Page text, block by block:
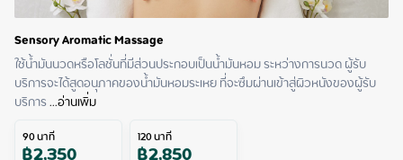
Sensory Aromatic Massage
ใช้น้ำมันนวดหรือโลชั่นที่มีส่วนประกอบเป็นน้ำมันหอม ระหว่างการนวด ผู้รับ
บริการจะได้สูดอนุภาคของน้ำมันหอมระเหย ที่จะซึมผ่านเข้าสู่ผิวหนังของผู้รับ
บริการ ...อ่านเพิ่ม
90นาที 120นาที